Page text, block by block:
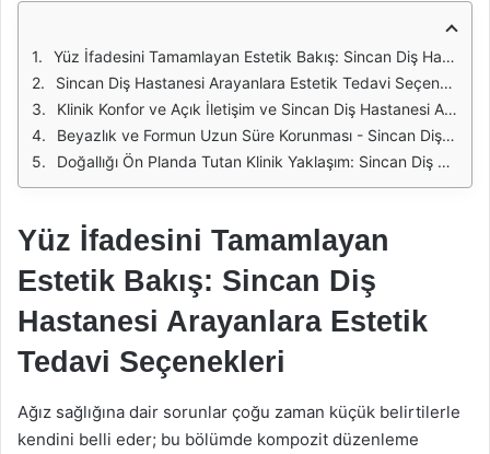
Yüz İfadesini Tamamlayan Estetik Bakış: Sincan Diş Hastanesi Arayanlara Estetik Tedavi Seçenekleri
Sincan Diş Hastanesi Arayanlara Estetik Tedavi Seçenekleri İçin Estetik Kararda Ölçülü Yaklaşım
Klinik Konfor ve Açık İletişim ve Sincan Diş Hastanesi Arayanlara Estetik Tedavi Seçenekleri
Beyazlık ve Formun Uzun Süre Korunması - Sincan Diş Hastanesi Arayanlara Estetik Tedavi Seçenekleri
Doğallığı Ön Planda Tutan Klinik Yaklaşım: Sincan Diş Hastanesi Arayanlara Estetik Tedavi Seçenekleri
Yüz İfadesini Tamamlayan
Estetik Bakış: Sincan Diş
Hastanesi Arayanlara Estetik
Tedavi Seçenekleri
Ağız sağlığına dair sorunlar çoğu zaman küçük belirtilerle
kendini belli eder; bu bölümde kompozit düzenleme